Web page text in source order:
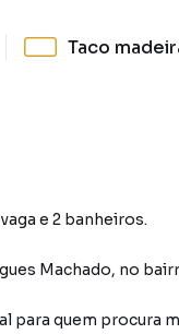
Taco
e 2 banheiros.
Machado, no
para quem procura